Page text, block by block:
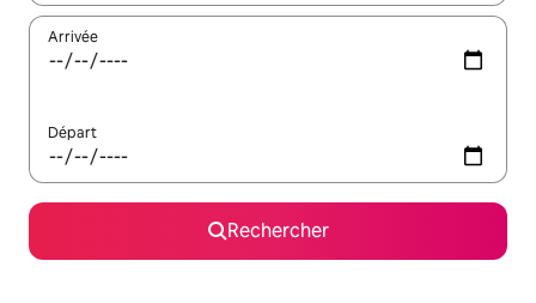
Arrivée
Départ
Rechercher